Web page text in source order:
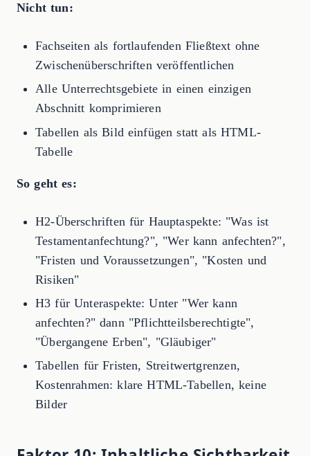
Nicht tun:
Fachseiten als fortlaufenden Fließtext ohne
Zwischenüberschriften veröffentlichen
Alle Unterrechtsgebiete in einen einzigen
Abschnitt komprimieren
Tabellen als Bild einfügen statt als HTML-
Tabelle
So geht es:
H2-Überschriften für Hauptaspekte: "Was ist
Testamentanfechtung?", "Wer kann anfechten?",
"Fristen und Voraussetzungen", "Kosten und
Risiken"
H3 für Unteraspekte: Unter "Wer kann
anfechten?" dann "Pflichtteilsberechtigte",
"Übergangene Erben", "Gläubiger"
Tabellen für Fristen, Streitwertgrenzen,
Kostenrahmen: klare HTML-Tabellen, keine
Bilder